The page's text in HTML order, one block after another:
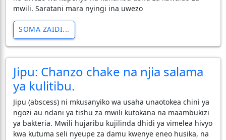
mwili. Saratani mara nyingi ina uwezo
SOMA ZAIDI...
Jipu: Chanzo chake na njia salama
ya kulitibu.
​Jipu (abscess) ni mkusanyiko wa usaha unaotokea chini ya
ngozi au ndani ya tishu za mwili kutokana na maambukizi
ya bakteria. Mwili hujaribu kujilinda dhidi ya vimelea hivyo
kwa kutuma seli nyeupe za damu kwenye eneo husika, na